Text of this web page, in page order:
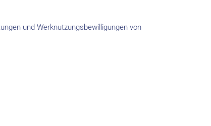
und Werknutzungsbewilligungen von